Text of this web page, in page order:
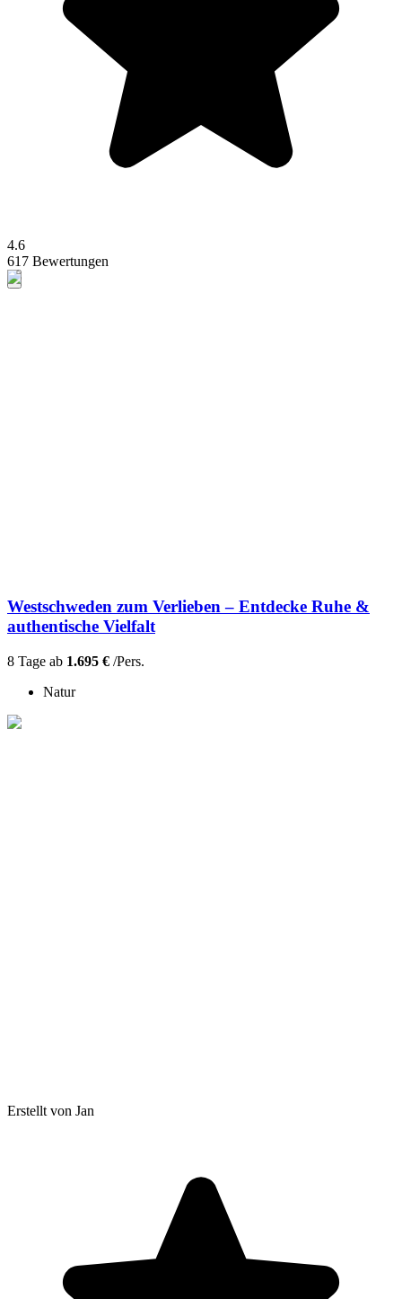
4.6
617 Bewertungen
Westschweden zum Verlieben – Entdecke Ruhe &
authentische Vielfalt
8 Tage ab 1.695 € /Pers.
Natur
Erstellt von Jan